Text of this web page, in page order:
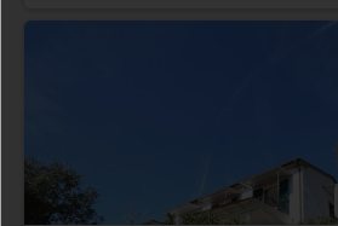
con splendida vista mare e
verso la spiaggia - Elegante e
climatizzato, con spazio